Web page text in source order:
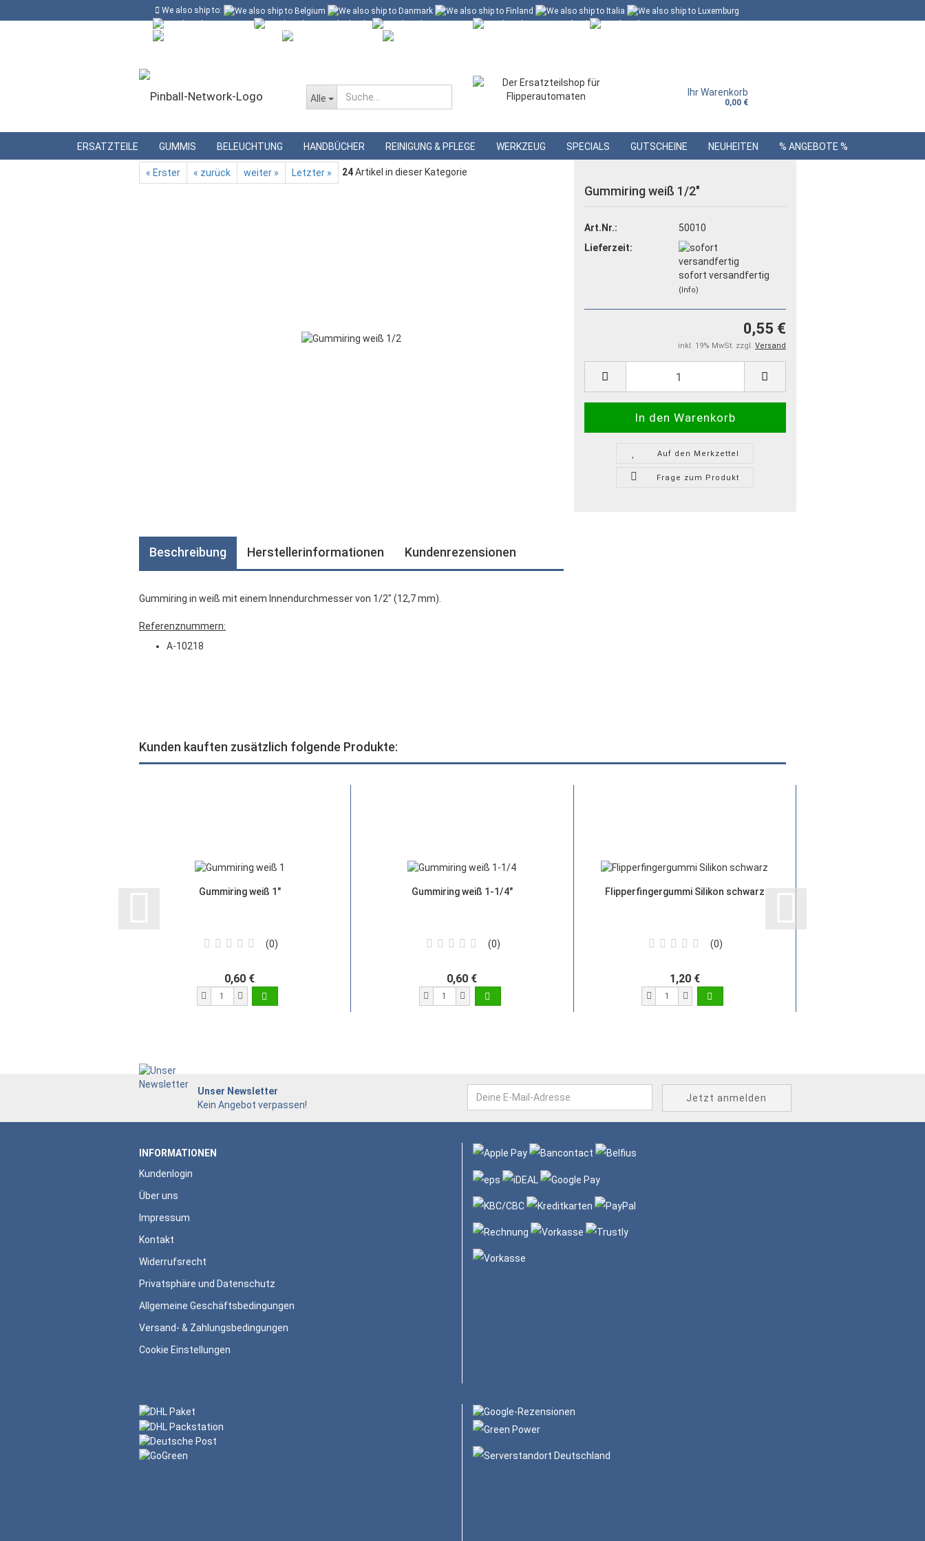
We also ship to:
Kostenloser Versand in Deutschland ab 60 Euro*
Alle
Ihr Warenkorb
0,00 €
ERSATZTEILE GUMMIS BELEUCHTUNG HANDBÜCHER REINIGUNG & PFLEGE WERKZEUG SPECIALS GUTSCHEINE NEUHEITEN % ANGEBOTE %
Startseite » Gummis » Gummiringe weiß » Gummiring weiß 1/2"
« Erster « zurück weiter » Letzter » 24Artikel in dieser Kategorie
Gummiring weiß 1/2"
Art.Nr.:
50010
Lieferzeit:
sofort versandfertig
(Info)
0,55 €
inkl. 19% MwSt. zzgl. Versand
Auf den Merkzettel
Frage zum Produkt
Beschreibung Herstellerinformationen Kundenrezensionen
Gummiring in weiß mit einem Innendurchmesser von 1/2" (12,7 mm).
Referenznummern:
A-10218
Kunden kauften zusätzlich folgende Produkte:
Gummiring weiß 1"
0
0,60 €
Gummiring weiß 1-1/4"
0
0,60 €
Flipperfingergummi Silikon schwarz
0
1,20 €
Unser Newsletter
Kein Angebot verpassen!
INFORMATIONEN
Kundenlogin
Über uns
Impressum
Kontakt
Widerrufsrecht
Privatsphäre und Datenschutz
Allgemeine Geschäftsbedingungen
Versand- & Zahlungsbedingungen
Cookie Einstellungen